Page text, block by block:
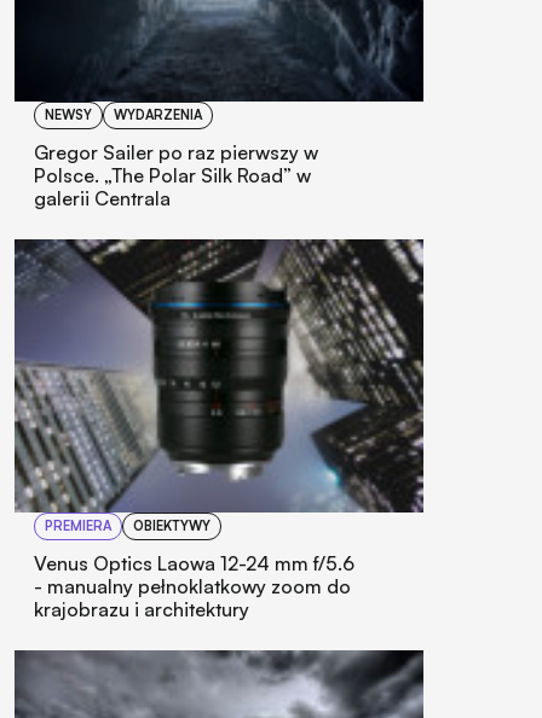
NEWSY WYDARZENIA
Gregor Sailer po raz pierwszy w
Polsce. „The Polar Silk Road” w
galerii Centrala
PREMIERA OBIEKTYWY
Venus Optics Laowa 12-24 mm f/5.6
- manualny pełnoklatkowy zoom do
krajobrazu i architektury